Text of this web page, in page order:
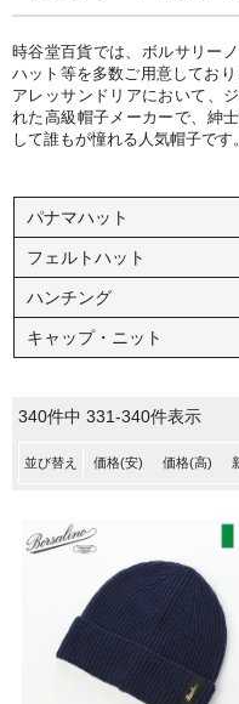
時谷堂百貨では、ボルサリー
ハット等を多数ご用意してお
アレッサンドリアにおいて、
れた高級帽子メーカーで、紳
して誰もが憧れる人気帽子です。
パナマハット
フェルトハット
ハンチング
キャップ・ニット
並び替え 価格(安) 価格(高)
340件中 331-340件表示